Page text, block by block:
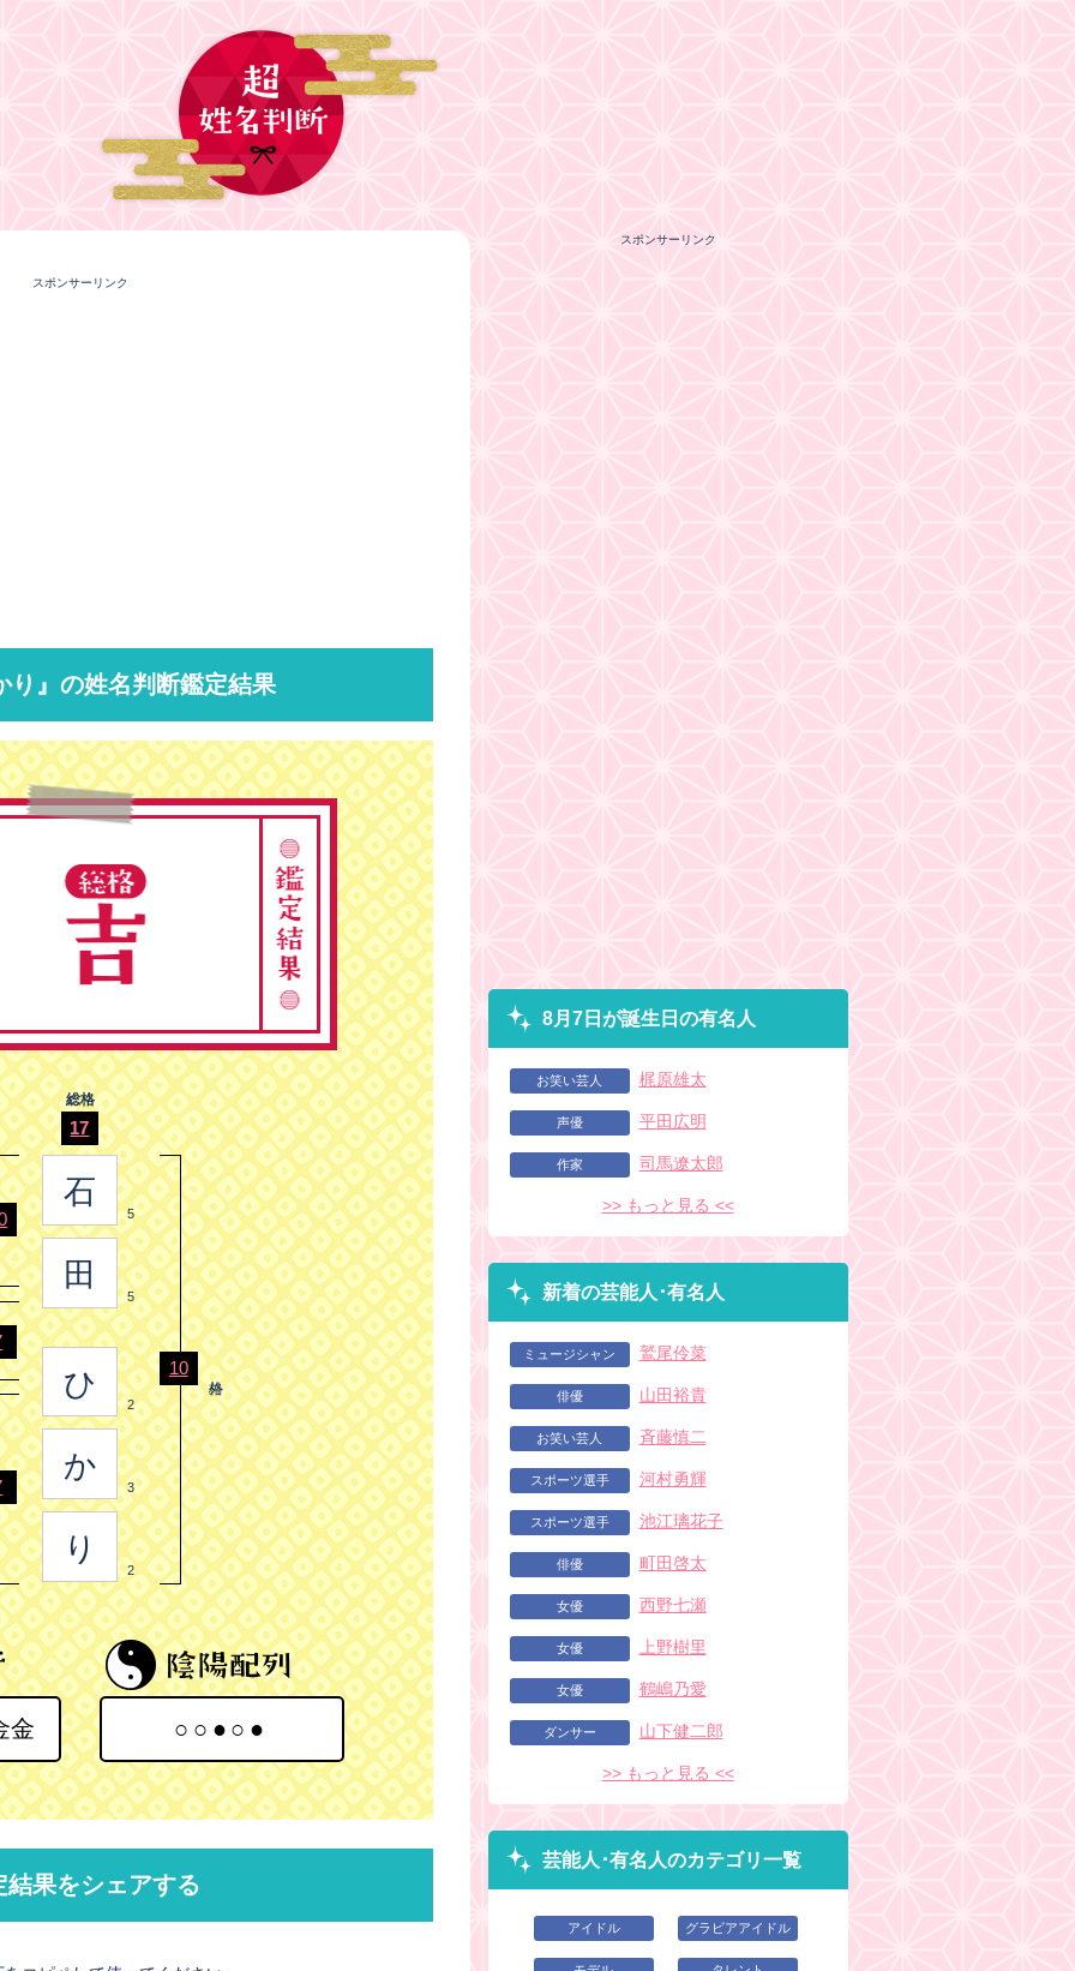
スポンサーリンク
り』の姓名判断鑑定結果
総格
17
石
5
田
5
ひ
2
か
3
り
2
10
金 ○○●○●
結果をシェアする
スポンサーリンク
8月7日が誕生日の有名人
お笑い芸人 梶原雄太
声優 平田広明
作家 司馬遼太郎
>> もっと見る <<
新着の芸能人･有名人
ミュージシャン 鷲尾伶菜
俳優 山田裕貴
お笑い芸人 斉藤慎二
スポーツ選手 河村勇輝
スポーツ選手 池江璃花子
俳優 町田啓太
女優 西野七瀬
女優 上野樹里
女優 鶴嶋乃愛
ダンサー 山下健二郎
>> もっと見る <<
芸能人･有名人のカテゴリ一覧
アイドル グラビアアイドル